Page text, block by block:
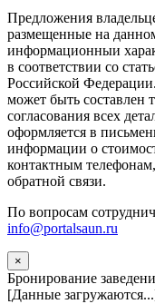
Предложения
размещенные на
информационныи
в соответствии со
Российской
может быть составлен
согласования всех
оформляется в
информации о
контактным
обратной связи.
По вопросам
info@portalsaun.ru
×
Бронирование
[Данные